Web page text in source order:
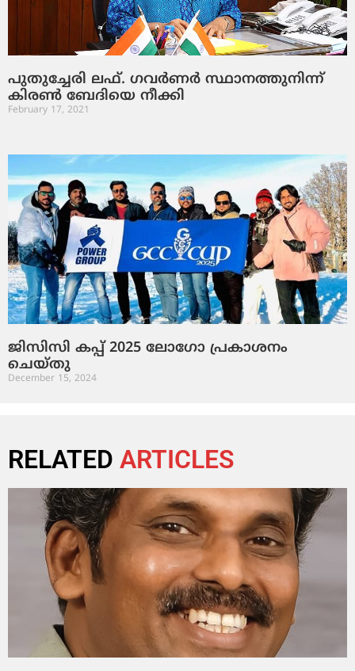
പുതുച്ചേരി ലഫ്. ഗവര്‍ണര്‍ സ്ഥാനത്തുനിന്ന്
കിരണ്‍ ബേദിയെ നീക്കി
February 17, 2021
ജിസിസി കപ്പ് 2025 ലോഗോ പ്രകാശനം
ചെയ്തു
December 15, 2024
RELATED ARTICLES